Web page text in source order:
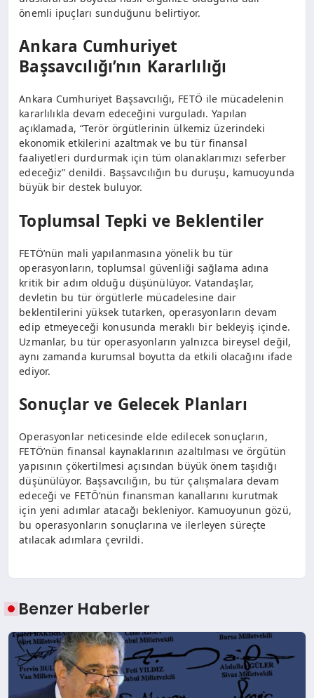
önemli ipuçları sunduğunu belirtiyor.
Ankara Cumhuriyet
Başsavcılığı’nın Kararlılığı
Ankara Cumhuriyet Başsavcılığı, FETÖ ile mücadelenin
kararlılıkla devam edeceğini vurguladı. Yapılan
açıklamada, “Terör örgütlerinin ülkemiz üzerindeki
ekonomik etkilerini azaltmak ve bu tür finansal
faaliyetleri durdurmak için tüm olanaklarımızı seferber
edeceğiz” denildi. Başsavcılığın bu duruşu, kamuoyunda
büyük bir destek buluyor.
Toplumsal Tepki ve Beklentiler
FETÖ’nün mali yapılanmasına yönelik bu tür
operasyonların, toplumsal güvenliği sağlama adına
kritik bir adım olduğu düşünülüyor. Vatandaşlar,
devletin bu tür örgütlerle mücadelesine dair
beklentilerini yüksek tutarken, operasyonların devam
edip etmeyeceği konusunda meraklı bir bekleyiş içinde.
Uzmanlar, bu tür operasyonların yalnızca bireysel değil,
aynı zamanda kurumsal boyutta da etkili olacağını ifade
ediyor.
Sonuçlar ve Gelecek Planları
Operasyonlar neticesinde elde edilecek sonuçların,
FETÖ’nün finansal kaynaklarının azaltılması ve örgütün
yapısının çökertilmesi açısından büyük önem taşıdığı
düşünülüyor. Başsavcılığın, bu tür çalışmalara devam
edeceği ve FETÖ’nün finansman kanallarını kurutmak
için yeni adımlar atacağı bekleniyor. Kamuoyunun gözü,
bu operasyonların sonuçlarına ve ilerleyen süreçte
atılacak adımlara çevrildi.
Benzer Haberler